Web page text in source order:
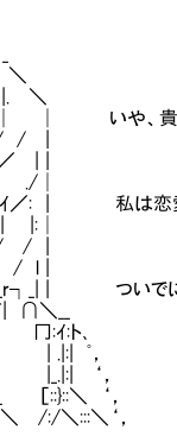
の娘な
/ |
まぁ・・
│
恋愛結婚
お母
l |
| ついでに
＼__
:ｲ:ト､
.|:| ﾟ，
‘，
＼ ‘，
:::＼‘，